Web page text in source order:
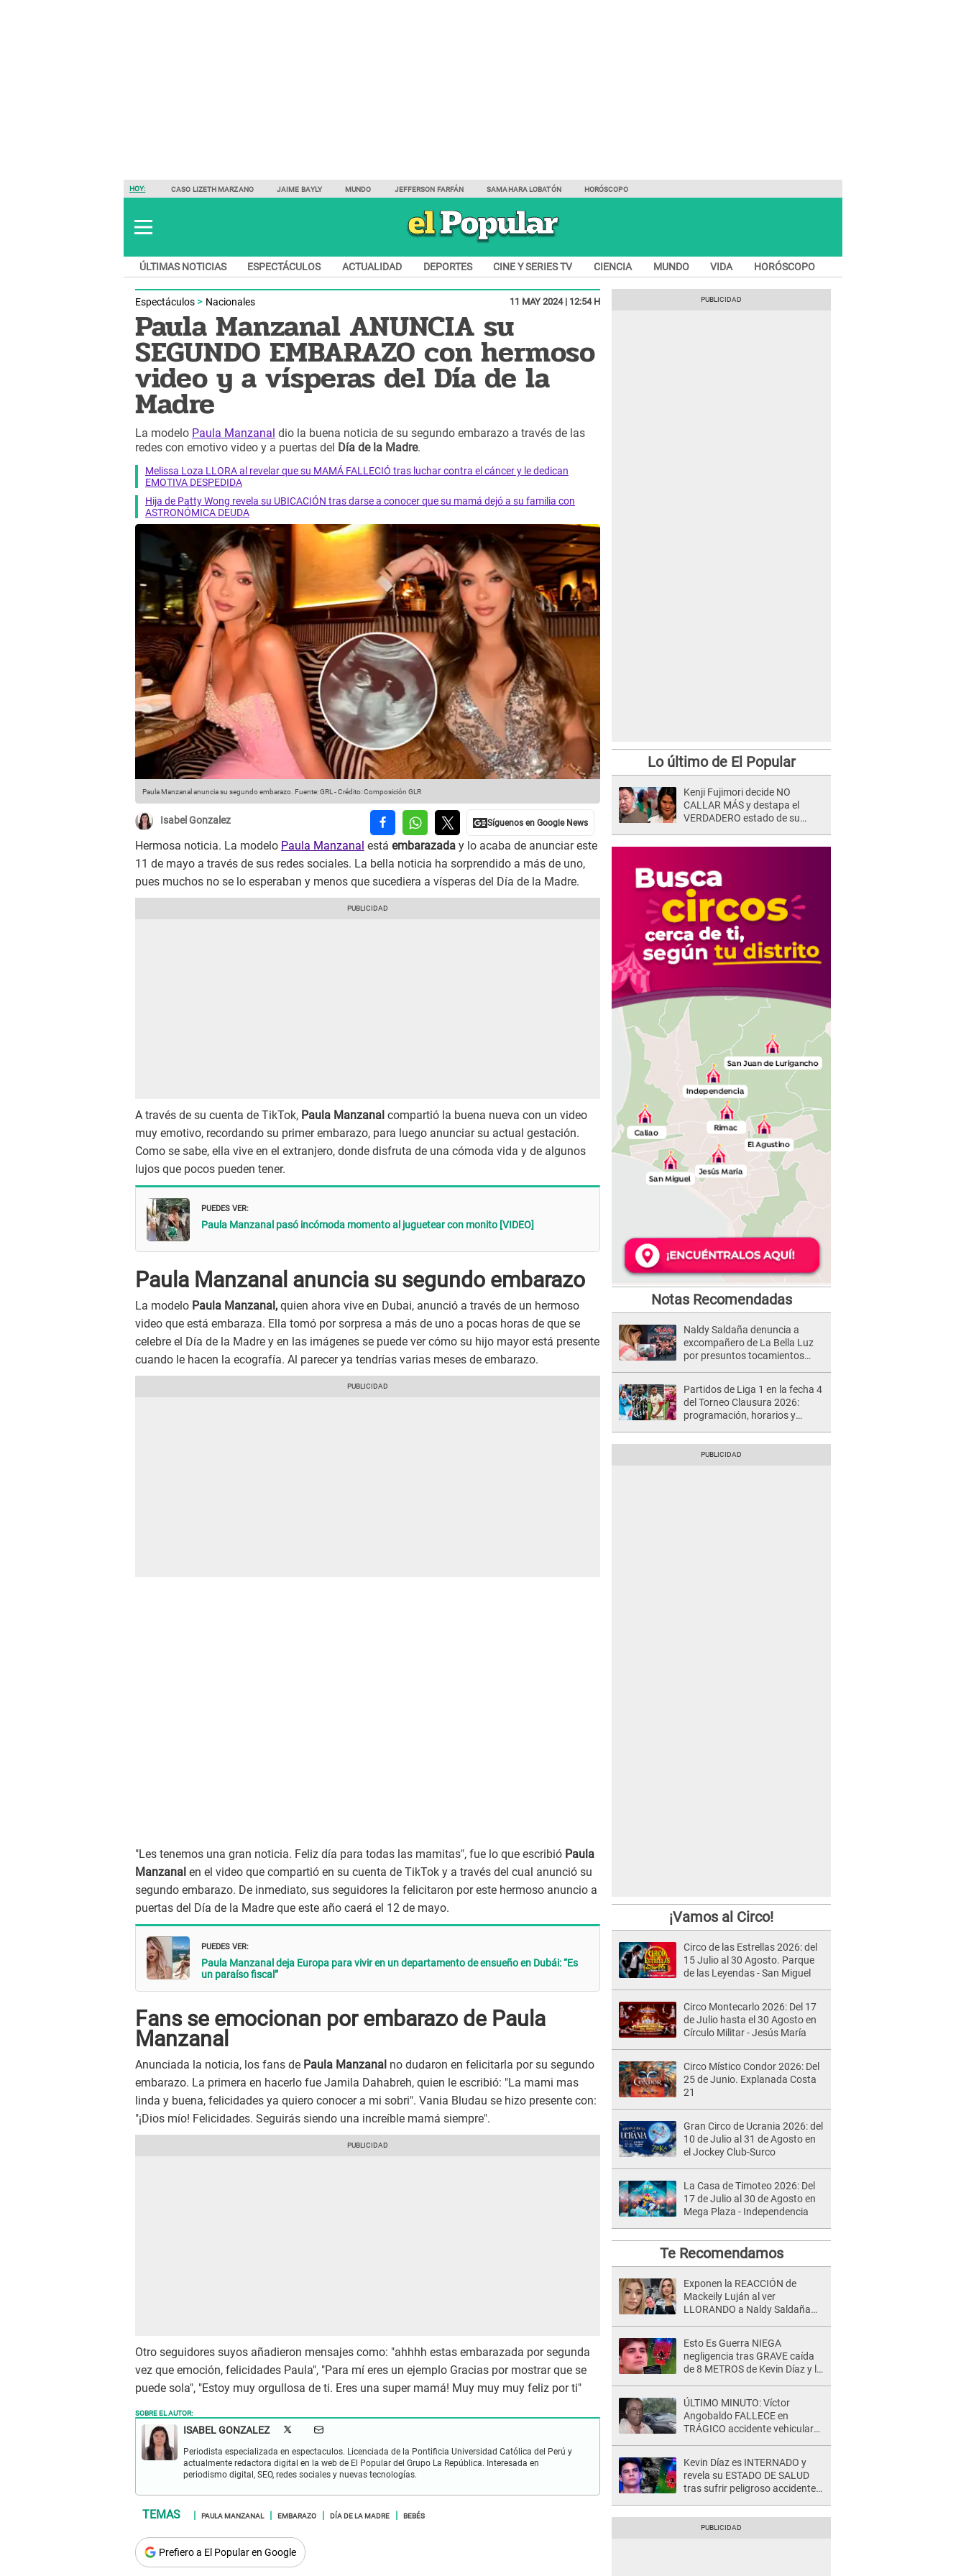
HOY: CASO LIZETH MARZANO JAIME BAYLY MUNDO JEFFERSON FARFÁN SAMAHARA LOBATÓN HORÓSCOPO
ÚLTIMAS NOTICIAS ESPECTÁCULOS ACTUALIDAD DEPORTES CINE Y SERIES TV CIENCIA MUNDO VIDA HORÓSCOPO
Espectáculos Nacionales 11 MAY 2024 | 12:54 H
Paula Manzanal ANUNCIA su
SEGUNDO EMBARAZO con hermoso
video y a vísperas del Día de la
Madre
La modelo Paula Manzanal dio la buena noticia de su segundo embarazo a través de las
redes con emotivo video y a puertas del Día de la Madre.
Melissa Loza LLORA al revelar que su MAMÁ FALLECIÓ tras luchar contra el cáncer y le dedican
EMOTIVA DESPEDIDA
Hija de Patty Wong revela su UBICACIÓN tras darse a conocer que su mamá dejó a su familia con
ASTRONÓMICA DEUDA
Paula Manzanal anuncia su segundo embarazo. Fuente: GRL-Crédito: Composición GLR
Isabel Gonzalez
Hermosa noticia. La modelo Paula Manzanal está embarazada y lo acaba de anunciar este
11 de mayo a través de sus redes sociales. La bella noticia ha sorprendido a más de uno,
pues muchos no se lo esperaban y menos que sucediera a vísperas del Día de la Madre.
A través de su cuenta de TikTok, Paula Manzanal compartió la buena nueva con un video
muy emotivo, recordando su primer embarazo, para luego anunciar su actual gestación.
Como se sabe, ella vive en el extranjero, donde disfruta de una cómoda vida y de algunos
lujos que pocos pueden tener.
PUEDES VER:
Paula Manzanal pasó incómoda momento al juguetear con monito [VIDEO]
Paula Manzanal anuncia su segundo embarazo
La modelo Paula Manzanal, quien ahora vive en Dubai, anunció a través de un hermoso
video que está embaraza. Ella tomó por sorpresa a más de uno a pocas horas de que se
celebre el Día de la Madre y en las imágenes se puede ver cómo su hijo mayor está presente
cuando le hacen la ecografía. Al parecer ya tendrías varias meses de embarazo.
"Les tenemos una gran noticia. Feliz día para todas las mamitas", fue lo que escribió Paula
Manzanal en el video que compartió en su cuenta de TikTok y a través del cual anunció su
segundo embarazo. De inmediato, sus seguidores la felicitaron por este hermoso anuncio a
puertas del Día de la Madre que este año caerá el 12 de mayo.
PUEDES VER:
Paula Manzanal deja Europa para vivir en un departamento de ensueño en Dubái: “Es
un paraíso fiscal”
Fans se emocionan por embarazo de Paula
Manzanal
Anunciada la noticia, los fans de Paula Manzanal no dudaron en felicitarla por su segundo
embarazo. La primera en hacerlo fue Jamila Dahabreh, quien le escribió: "La mami mas
linda y buena, felicidades ya quiero conocer a mi sobri". Vania Bludau se hizo presente con:
"¡Dios mío! Felicidades. Seguirás siendo una increíble mamá siempre".
Otro seguidores suyos añadieron mensajes como: "ahhhh estas embarazada por segunda
vez que emoción, felicidades Paula", "Para mí eres un ejemplo Gracias por mostrar que se
puede sola", "Estoy muy orgullosa de ti. Eres una super mamá! Muy muy muy feliz por ti"
SOBRE EL AUTOR:
ISABEL GONZALEZ
Periodista especializada en espectaculos. Licenciada de la Pontificia Universidad Católica del Perú y
actualmente redactora digital en la web de El Popular del Grupo La República. Interesada en
periodismo digital, SEO, redes sociales y nuevas tecnologías.
PAULA MANZANAL EMBARAZO DÍA DE LA MADRE BEBÉS
Prefiero a El Popular en Google
Lo último de El Popular
Kenji Fujimori decide NO
CALLAR MÁS y destapa el
VERDADERO estado de su
Notas Recomendadas
Naldy Saldaña denuncia a
excompañero de La Bella Luz
por presuntos tocamientos
Partidos de Liga 1 en la fecha 4
del Torneo Clausura 2026:
programación, horarios y
¡Vamos al Circo!
Circo de las Estrellas 2026: del
15 Julio al 30 Agosto. Parque
de las Leyendas - San Miguel
Circo Montecarlo 2026: Del 17
de Julio hasta el 30 Agosto en
Círculo Militar - Jesús María
Circo Místico Condor 2026: Del
25 de Junio. Explanada Costa
21
Gran Circo de Ucrania 2026: del
10 de Julio al 31 de Agosto en
el Jockey Club-Surco
La Casa de Timoteo 2026: Del
17 de Julio al 30 de Agosto en
Mega Plaza - Independencia
Te Recomendamos
Exponen la REACCIÓN de
Mackeily Luján al ver
LLORANDO a Naldy Saldaña
Esto Es Guerra NIEGA
negligencia tras GRAVE caída
de 8 METROS de Kevin Díaz y lo
postura correcta"
ÚLTIMO MINUTO: Víctor
Angobaldo FALLECE en
TRÁGICO accidente vehicular
Kevin Díaz es INTERNADO y
revela su ESTADO DE SALUD
tras sufrir peligroso accidente